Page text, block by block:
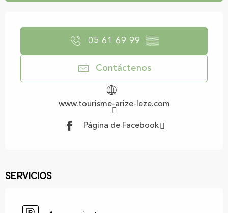
05 61 69 99 ▒▒
Contáctenos
www.tourisme-arize-leze.com
Página de Facebook
Servicios